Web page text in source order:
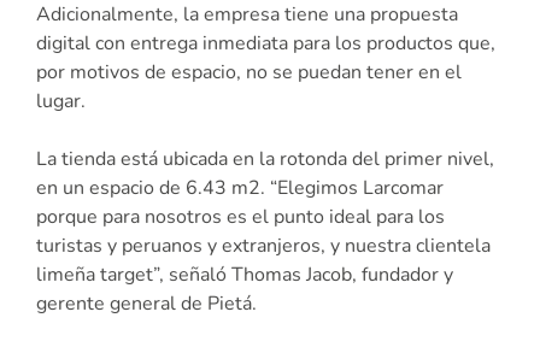
Adicionalmente, la empresa tiene una propuesta
digital con entrega inmediata para los productos que,
por motivos de espacio, no se puedan tener en el
lugar.
La tienda está ubicada en la rotonda del primer nivel,
en un espacio de 6.43 m2. “Elegimos Larcomar
porque para nosotros es el punto ideal para los
turistas y peruanos y extranjeros, y nuestra clientela
limeña target”, señaló Thomas Jacob, fundador y
gerente general de Pietá.